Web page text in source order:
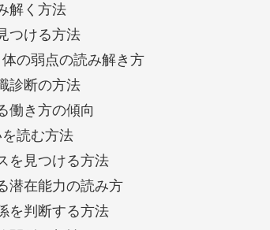
解く方法
つける方法
の弱点の読み解き方
診断の方法
働き方の傾向
読む方法
を見つける方法
潜在能力の読み方
を判断する方法